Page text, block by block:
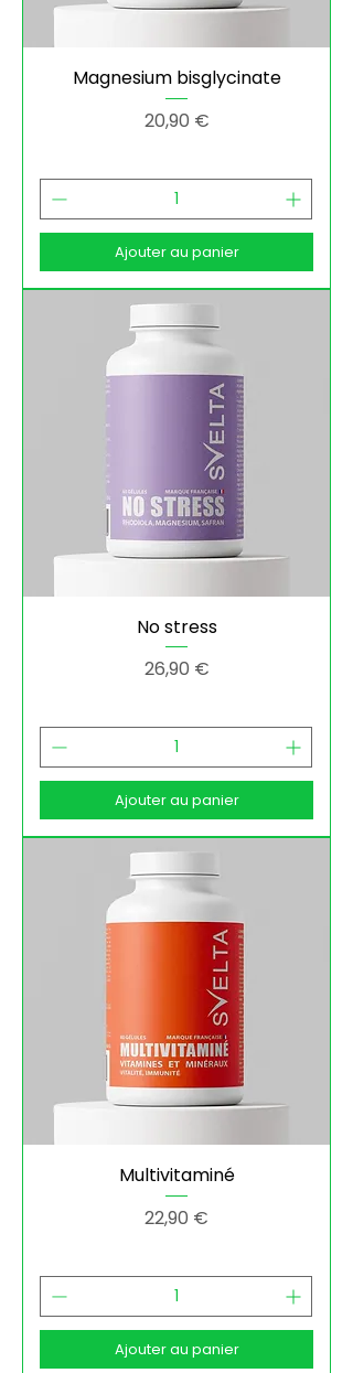
Magnesium bisglycinate
Prix
20,90 €
Ajouter au panier
No stress
Prix
26,90 €
Ajouter au panier
Multivitaminé
Prix
22,90 €
Ajouter au panier